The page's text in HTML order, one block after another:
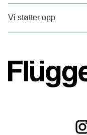
Vi støtter opp